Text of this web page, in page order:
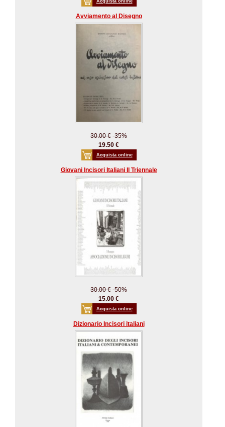
Acquista online
Avviamento al Disegno
30.00 € -35%
19.50 €
Acquista online
Giovani Incisori Italiani II Triennale
30.00 € -50%
15.00 €
Acquista online
Dizionario Incisori italiani